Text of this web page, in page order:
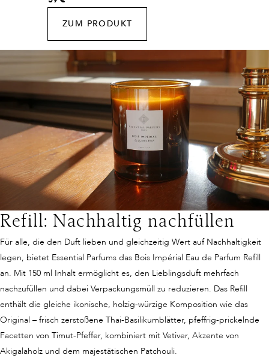
ZUM PRODUKT
Refill: Nachhaltig nachfüllen
Für alle, die den Duft lieben und gleichzeitig Wert auf Nachhaltigkeit
legen, bietet Essential Parfums das Bois Impérial Eau de Parfum Refill
an. Mit 150 ml Inhalt ermöglicht es, den Lieblingsduft mehrfach
nachzufüllen und dabei Verpackungsmüll zu reduzieren. Das Refill
enthält die gleiche ikonische, holzig-würzige Komposition wie das
Original – frisch zerstoßene Thai-Basilikumblätter, pfeffrig-prickelnde
Facetten von Timut-Pfeffer, kombiniert mit Vetiver, Akzente von
Akigalaholz und dem majestätischen Patchouli.